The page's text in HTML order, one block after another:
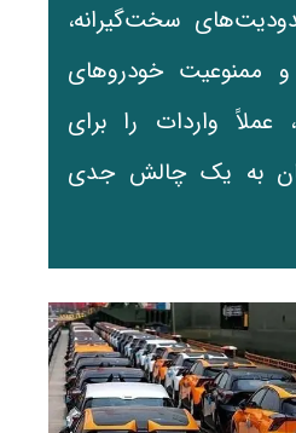
سخت‌گیرانه،
ممنوعیت خودروهای
عملاً واردات را برای
به یک چالش جدی